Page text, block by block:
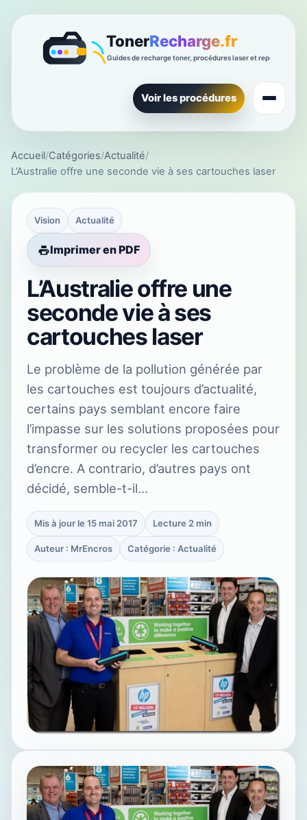
Voir les procédures
Accueil/Catégories/Actualité/
L’Australie offre une seconde vie à ses cartouches laser
Vision Actualité
Imprimer en PDF
L’Australie offre une
seconde vie à ses
cartouches laser
Le problème de la pollution générée par
les cartouches est toujours d’actualité,
certains pays semblant encore faire
l’impasse sur les solutions proposées pour
transformer ou recycler les cartouches
d’encre. A contrario, d’autres pays ont
décidé, semble-t-il…
Mis à jour le 15 mai 2017 Lecture 2 min
Auteur : MrEncros Catégorie : Actualité